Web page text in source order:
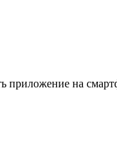
приложение на